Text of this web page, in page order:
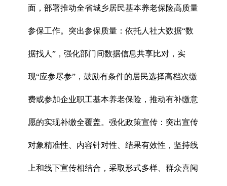
面，部署推动全省城乡居民基本养老保险高质量
参保工作。突出参保质量：依托人社大数据“数
据找人”，强化部门间数据信息共享比对，实
现“应参尽参”，鼓励有条件的居民选择高档次缴
费或参加企业职工基本养老保险，推动有补缴意
愿的实现补缴全覆盖。强化政策宣传：突出宣传
对象精准性、内容针对性、结果有效性，坚持线
上和线下宣传相结合，采取形式多样、群众喜闻